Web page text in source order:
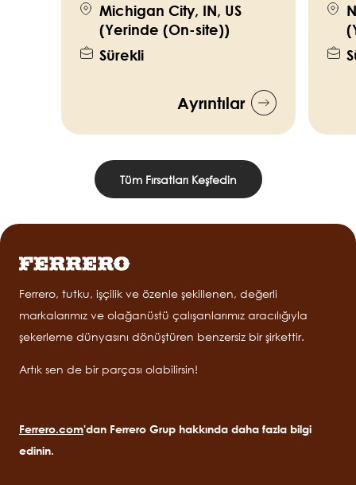
Michigan City, IN, US
(Yerinde (On-site))
Sürekli
Ayrıntılar
Tüm Fırsatları Keşfedin
Ferrero, tutku, işçilik ve özenle şekillenen, değerli
markalarımız ve olağanüstü çalışanlarımız aracılığıyla
şekerleme dünyasını dönüştüren benzersiz bir şirkettir.
Artık sen de bir parçası olabilirsin!
Ferrero.com'dan Ferrero Grup hakkında daha fazla bilgi
edinin.